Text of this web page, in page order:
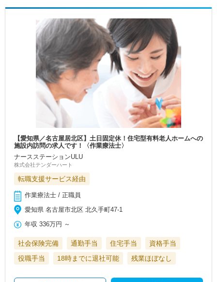
【愛知県／名古屋居北区】土日固定休！住宅型有料老人ホームへの
施設内訪問の求人です！〈作業療法士〉
ナースステーションULU
株式会社テンダーハート
転職支援サービス経由
作業療法士 / 正職員
愛知県 名古屋市北区 北久手町47-1
年収 336万円 ～
社会保険完備 通勤手当 住宅手当
資格手当
役職手当
18時までに退社可能 残業ほぼなし